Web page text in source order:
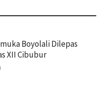
Boyolali Dilepas
XII Cibubur